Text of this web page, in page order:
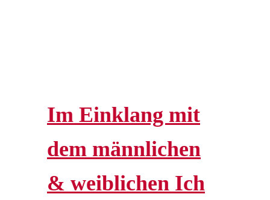
Im Einklang mit
dem männlichen
& weiblichen Ich